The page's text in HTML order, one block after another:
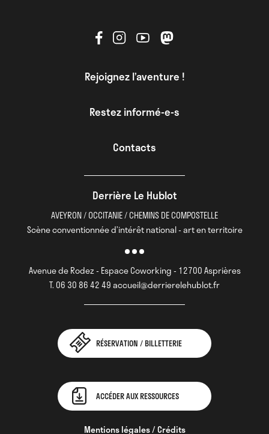
Rejoignez l’aventure !
Restez informé-e-s
Contacts
Derrière Le Hublot
AVEYRON / OCCITANIE / CHEMINS DE COMPOSTELLE
Scène conventionnée d’intérêt national - art en territoire
Avenue de Rodez - Espace Coworking - 12700 Asprières
T. 06 30 86 42 49 accueil@derrierelehublot.fr
RÉSERVATION / BILLETTERIE
ACCÉDER AUX RESSOURCES
Mentions légales / Crédits